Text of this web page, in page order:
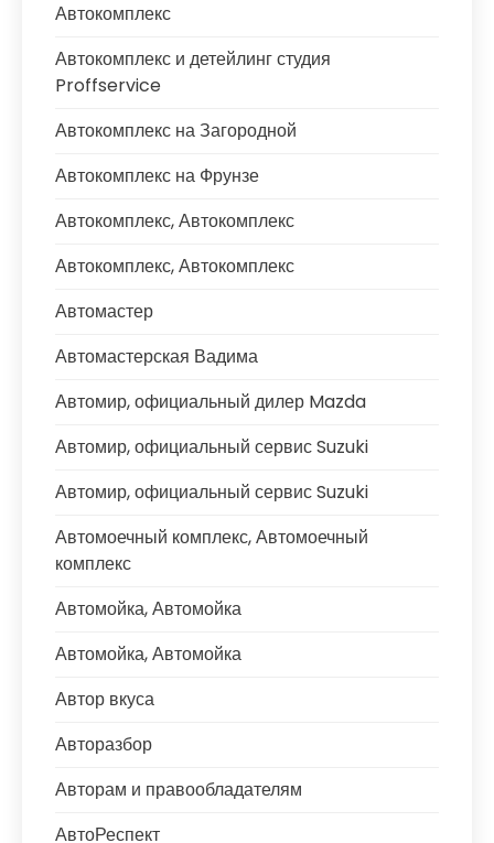
Автокомплекс
Автокомплекс и детейлинг студия
Proffservice
Автокомплекс на Загородной
Автокомплекс на Фрунзе
Автокомплекс, Автокомплекс
Автокомплекс, Автокомплекс
Автомастер
Автомастерская Вадима
Автомир, официальный дилер Mazda
Автомир, официальный сервис Suzuki
Автомир, официальный сервис Suzuki
Автомоечный комплекс, Автомоечный
комплекс
Автомойка, Автомойка
Автомойка, Автомойка
Автор вкуса
Авторазбор
Авторам и правообладателям
АвтоРеспект